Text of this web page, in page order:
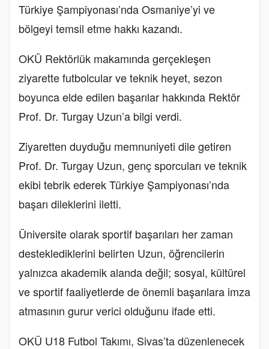
Türkiye Şampiyonası’nda Osmaniye’yi ve
bölgeyi temsil etme hakkı kazandı.
OKÜ Rektörlük makamında gerçekleşen
ziyarette futbolcular ve teknik heyet, sezon
boyunca elde edilen başarılar hakkında Rektör
Prof. Dr. Turgay Uzun’a bilgi verdi.
Ziyaretten duyduğu memnuniyeti dile getiren
Prof. Dr. Turgay Uzun, genç sporcuları ve teknik
ekibi tebrik ederek Türkiye Şampiyonası’nda
başarı dileklerini iletti.
Üniversite olarak sportif başarıları her zaman
desteklediklerini belirten Uzun, öğrencilerin
yalnızca akademik alanda değil; sosyal, kültürel
ve sportif faaliyetlerde de önemli başarılara imza
atmasının gurur verici olduğunu ifade etti.
OKÜ U18 Futbol Takımı, Sivas’ta düzenlenecek